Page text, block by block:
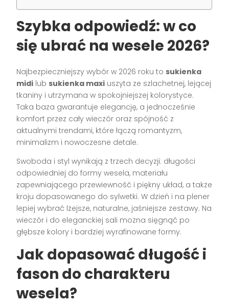
Szybka odpowiedź: w co
się ubrać na wesele 2026?
Najbezpieczniejszy wybór w 2026 roku to sukienka
midi lub sukienka maxi uszyta ze szlachetnej, lejącej
tkaniny i utrzymana w spokojniejszej kolorystyce.
Taka baza gwarantuje elegancję, a jednocześnie
komfort przez cały wieczór oraz spójność z
aktualnymi trendami, które łączą romantyzm,
minimalizm i nowoczesne detale.
Swoboda i styl wynikają z trzech decyzji: długości
odpowiedniej do formy wesela, materiału
zapewniającego przewiewność i piękny układ, a także
kroju dopasowanego do sylwetki. W dzień i na plener
lepiej wybrać lżejsze, naturalne, jaśniejsze zestawy. Na
wieczór i do eleganckiej sali można sięgnąć po
głębsze kolory i bardziej wyrafinowane formy.
Jak dopasować długość i
fason do charakteru
wesela?